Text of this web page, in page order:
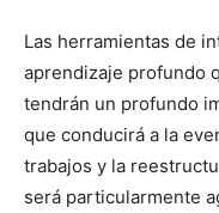
Las herramientas de
aprendizaje profundo
tendrán un profundo
que conducirá a la
trabajos y la
será particularmente